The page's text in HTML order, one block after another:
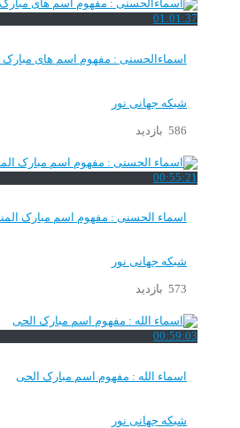
01:01:37
اسماءالحسنی : مفهوم اسم های مبارک
شبکه جهانی نور
586 بازدید
00:55:21
اسماء الحسنی : مفهوم اسم مبارک
شبکه جهانی نور
573 بازدید
00:59:03
اسماء الله : مفهوم اسم مبارک الحی
شبکه جهانی نور